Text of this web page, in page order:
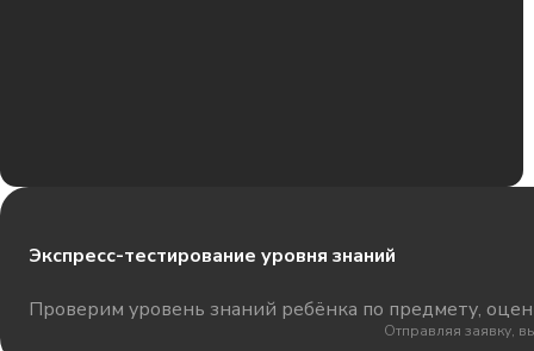
Экспресс-тестирование уровня знаний
Проверим уровень знаний ребёнка по предмету,
Отправляя заявку,